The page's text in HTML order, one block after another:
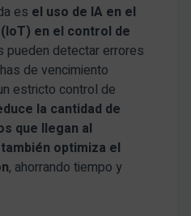
es el uso de IA en el
en el control de
pueden detectar errores
de vencimiento
estricto control de
la cantidad de
que llegan al
optimiza el
, ahorrando tiempo y